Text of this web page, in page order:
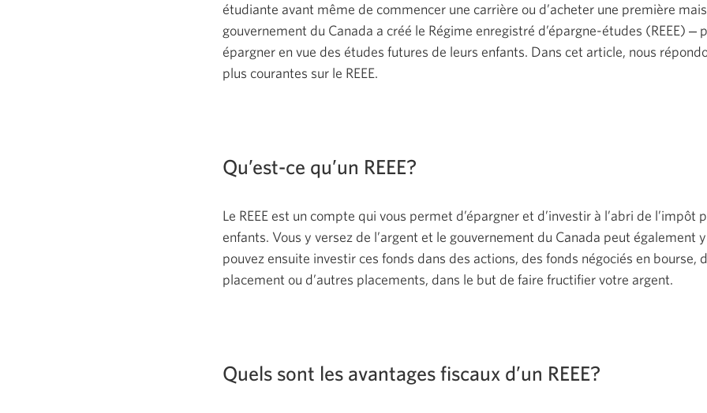
étudiante avant même de commencer une carrière ou d’acheter une première
gouvernement du Canada a créé le Régime enregistré d’épargne-études (REEE) ‒
épargner en vue des études futures de leurs enfants. Dans cet article, nous
plus courantes sur le REEE.
Qu’est-ce qu’un REEE?
Le REEE est un compte qui vous permet d’épargner et d’investir à l’abri de l’impôt
enfants. Vous y versez de l’argent et le gouvernement du Canada peut également
pouvez ensuite investir ces fonds dans des actions, des fonds négociés en bourse,
placement ou d’autres placements, dans le but de faire fructifier votre argent.
Quels sont les avantages fiscaux d’un REEE?